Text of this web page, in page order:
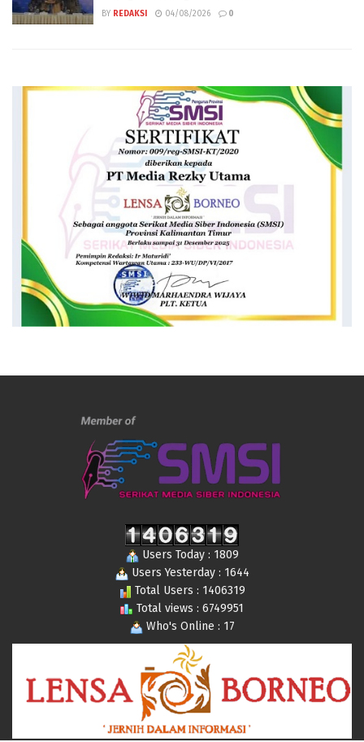
BY REDAKSI 04/08/2026 0
Users Today : 1809
Users Yesterday : 1644
Total Users : 1406319
Total views : 6749951
Who's Online : 17